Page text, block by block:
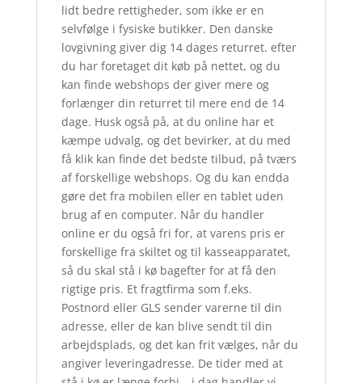
lidt bedre rettigheder, som ikke er en
selvfølge i fysiske butikker. Den danske
lovgivning giver dig 14 dages returret. efter
du har foretaget dit køb på nettet, og du
kan finde webshops der giver mere og
forlænger din returret til mere end de 14
dage. Husk også på, at du online har et
kæmpe udvalg, og det bevirker, at du med
få klik kan finde det bedste tilbud, på tværs
af forskellige webshops. Og du kan endda
gøre det fra mobilen eller en tablet uden
brug af en computer. Når du handler
online er du også fri for, at varens pris er
forskellige fra skiltet og til kasseapparatet,
så du skal stå i kø bagefter for at få den
rigtige pris. Et fragtfirma som f.eks.
Postnord eller GLS sender varerne til din
adresse, eller de kan blive sendt til din
arbejdsplads, og det kan frit vælges, når du
angiver leveringadresse. De tider med at